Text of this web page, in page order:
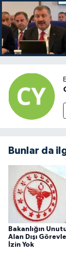
Bunlar da
Bakanlığın
Alan Dışı
İzin Yok